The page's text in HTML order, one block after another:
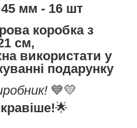
мм - 16 шт
коробка з
см,
використати у
подарунку
💙💛
🌟